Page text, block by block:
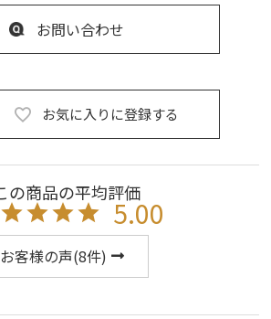
お気に入りに登録する
お問い合わせ
5.00
お客様の声(8件)